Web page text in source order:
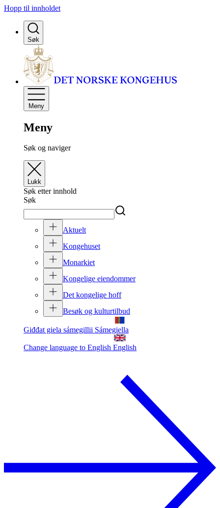
Hopp til innholdet
Søk
Meny
Meny
Søk og naviger
Lukk
Søk etter innhold
Søk
Aktuelt
Kongehuset
Monarkiet
Kongelige eiendommer
Det kongelige hoff
Besøk og kulturtilbud
Giđđat giela sámegillii Sámegiella
Change language to English English